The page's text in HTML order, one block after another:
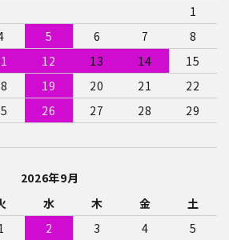
検索する
1
5 6 7
8
12 13 14
15
19 20 21
22
26 27 28
29
2026年9月
水 木 金
土
2 3 4
5